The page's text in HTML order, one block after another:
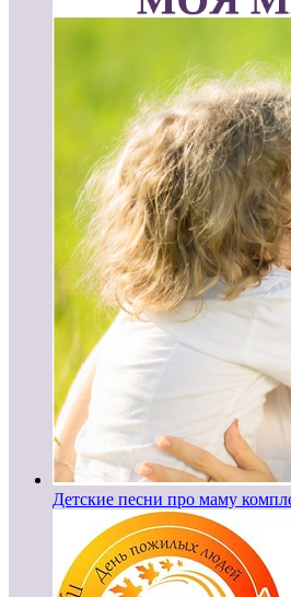
Детские песни про маму